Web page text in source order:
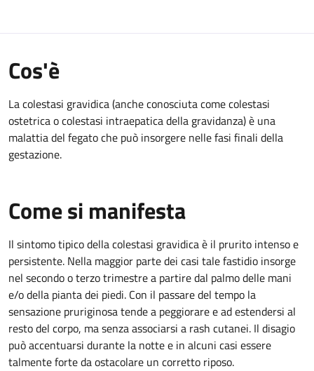
Cos'è
La colestasi gravidica (anche conosciuta come colestasi
ostetrica o colestasi intraepatica della gravidanza) è una
malattia del fegato che può insorgere nelle fasi finali della
gestazione.
Come si manifesta
Il sintomo tipico della colestasi gravidica è il prurito intenso e
persistente. Nella maggior parte dei casi tale fastidio insorge
nel secondo o terzo trimestre a partire dal palmo delle mani
e/o della pianta dei piedi. Con il passare del tempo la
sensazione pruriginosa tende a peggiorare e ad estendersi al
resto del corpo, ma senza associarsi a rash cutanei. Il disagio
può accentuarsi durante la notte e in alcuni casi essere
talmente forte da ostacolare un corretto riposo.